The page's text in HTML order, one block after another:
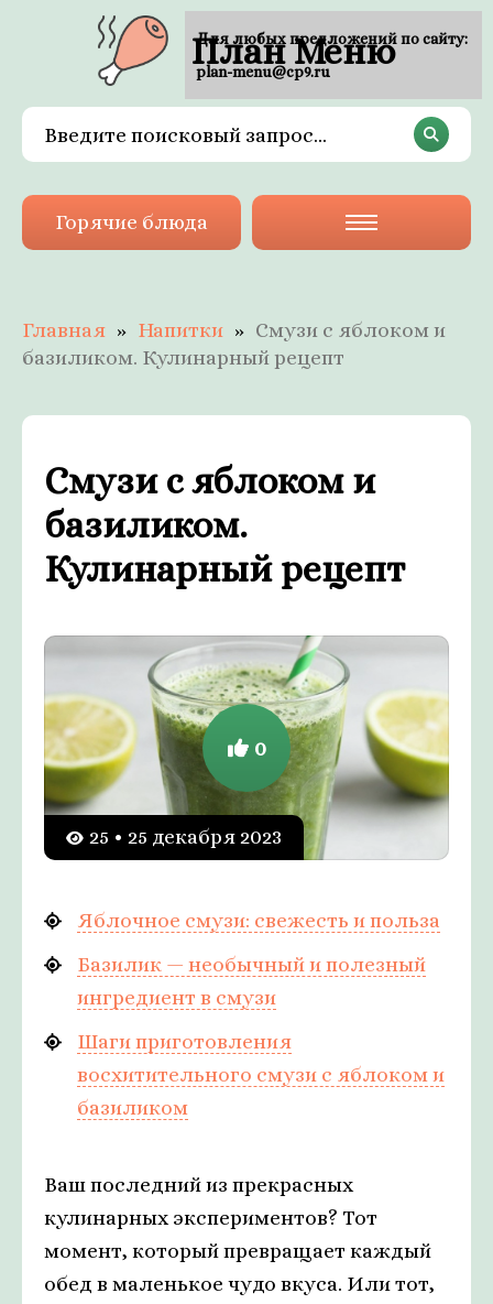
План Меню
Горячие блюда
Главная Напитки
Смузи с яблоком и
базиликом. Кулинарный рецепт
Смузи с яблоком и
базиликом.
Кулинарный рецепт
25 • 25 декабря 2023
0
Яблочное смузи: свежесть и польза
Базилик — необычный и полезный
ингредиент в смузи
Шаги приготовления
восхитительного смузи с яблоком и
базиликом
Ваш последний из прекрасных
кулинарных экспериментов? Тот
момент, который превращает каждый
обед в маленькое чудо вкуса. Или тот,
Для любых предложений по сайту:
plan-menu@cp9.ru